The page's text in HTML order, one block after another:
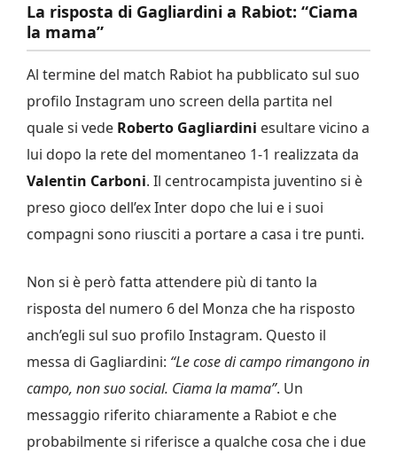
La risposta di Gagliardini a Rabiot: “Ciama
la mama”
Al termine del match Rabiot ha pubblicato sul suo
profilo Instagram uno screen della partita nel
quale si vede Roberto Gagliardini esultare vicino a
lui dopo la rete del momentaneo 1-1 realizzata da
Valentin Carboni. Il centrocampista juventino si è
preso gioco dell’ex Inter dopo che lui e i suoi
compagni sono riusciti a portare a casa i tre punti.
Non si è però fatta attendere più di tanto la
risposta del numero 6 del Monza che ha risposto
anch’egli sul suo profilo Instagram. Questo il
messa di Gagliardini: “Le cose di campo rimangono in
campo, non suo social. Ciama la mama”. Un
messaggio riferito chiaramente a Rabiot e che
probabilmente si riferisce a qualche cosa che i due